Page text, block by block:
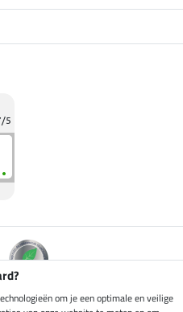
/5
om je een optimale en veilige